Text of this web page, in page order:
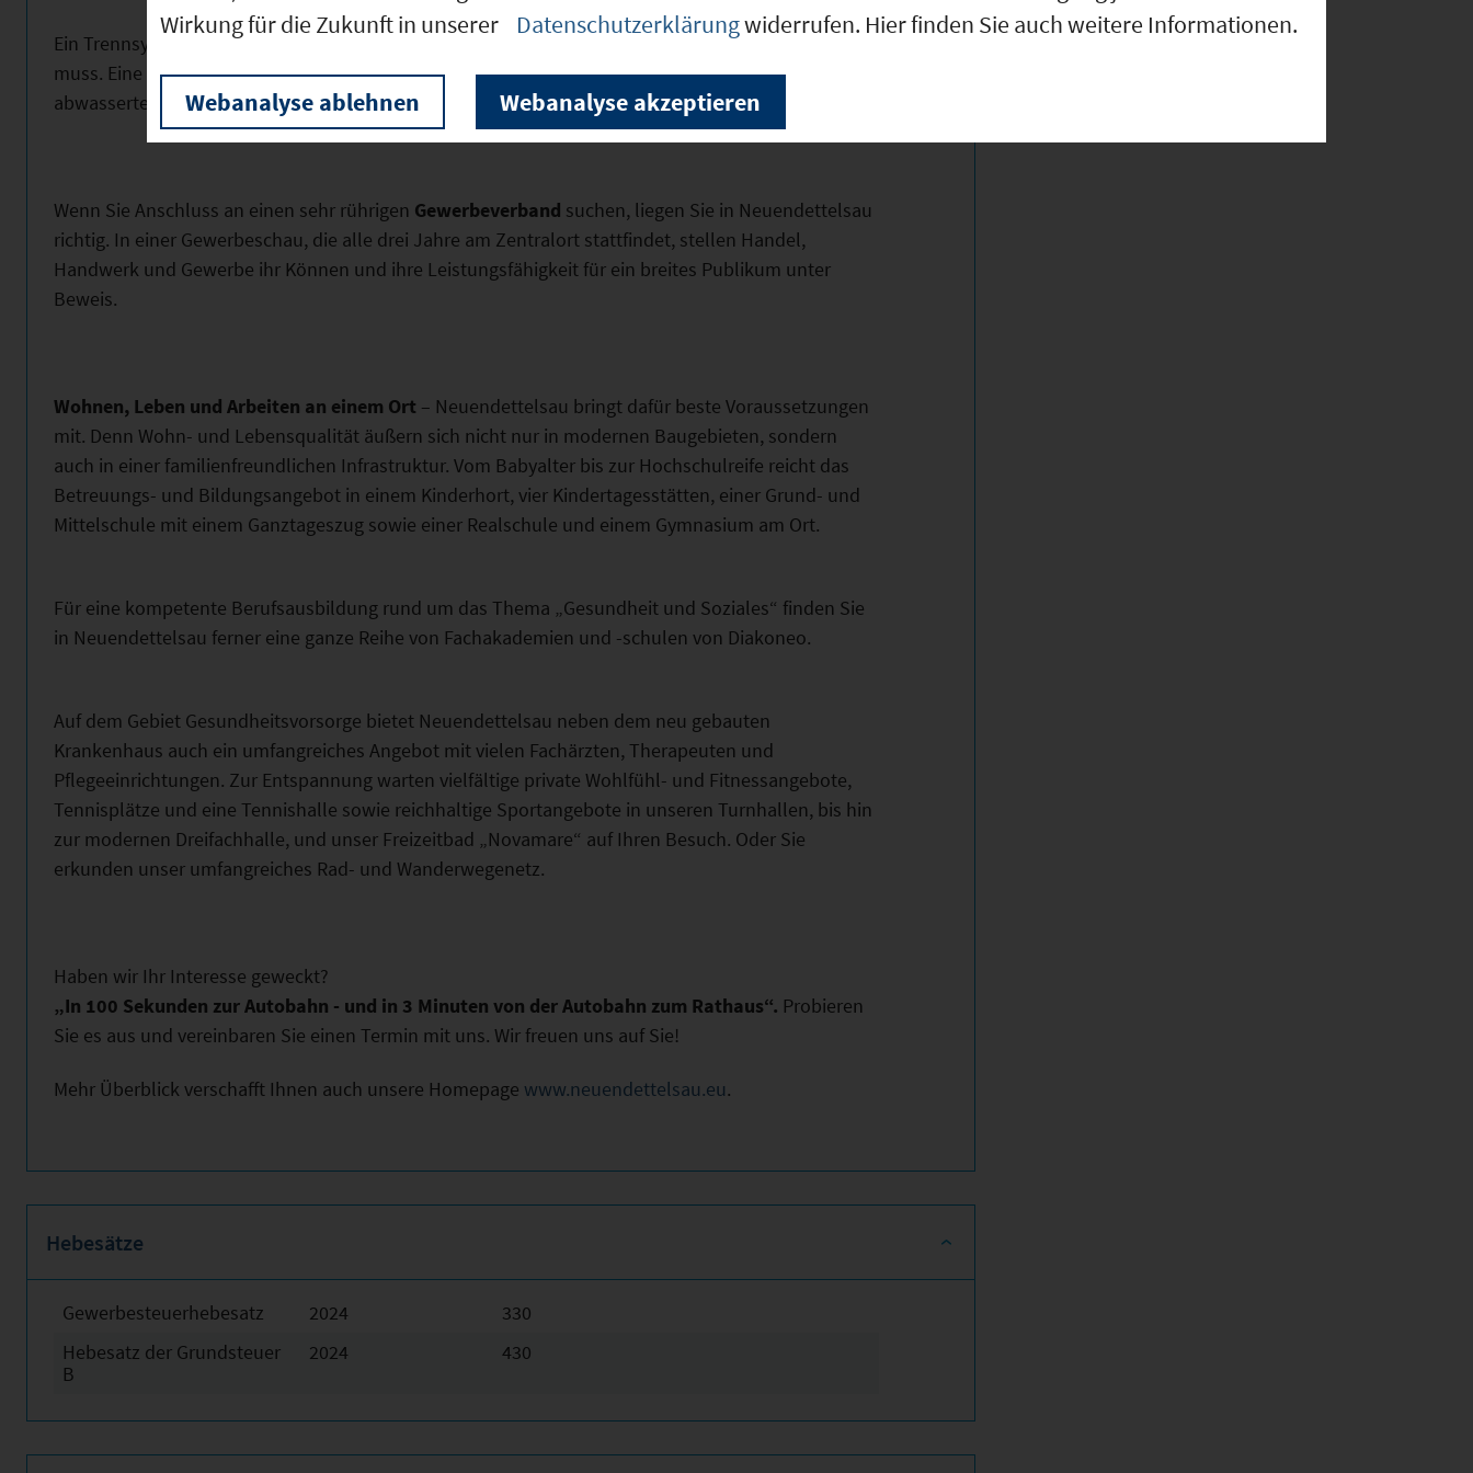
Ein Trennsystem sorgt dafür, dass nur wirklich reinigungsbedürftiges Abwasser abgeleitet werden
muss. Eine leistungsfähige Kläranlage auf modernstem Stand ist ausreichend bemessen, um die
abwassertechnischen Anforderungen auch Ihres Betriebes zu erfüllen.
Wenn Sie Anschluss an einen sehr rührigen Gewerbeverband suchen, liegen Sie in Neuendettelsau
richtig. In einer Gewerbeschau, die alle drei Jahre am Zentralort stattfindet, stellen Handel,
Handwerk und Gewerbe ihr Können und ihre Leistungsfähigkeit für ein breites Publikum unter
Beweis.
Wohnen, Leben und Arbeiten an einem Ort – Neuendettelsau bringt dafür beste Voraussetzungen
mit. Denn Wohn- und Lebensqualität äußern sich nicht nur in modernen Baugebieten, sondern
auch in einer familienfreundlichen Infrastruktur. Vom Babyalter bis zur Hochschulreife reicht das
Betreuungs- und Bildungsangebot in einem Kinderhort, vier Kindertagesstätten, einer Grund- und
Mittelschule mit einem Ganztageszug sowie einer Realschule und einem Gymnasium am Ort.
Für eine kompetente Berufsausbildung rund um das Thema „Gesundheit und Soziales“ finden Sie
in Neuendettelsau ferner eine ganze Reihe von Fachakademien und -schulen von Diakoneo.
Auf dem Gebiet Gesundheitsvorsorge bietet Neuendettelsau neben dem neu gebauten
Krankenhaus auch ein umfangreiches Angebot mit vielen Fachärzten, Therapeuten und
Pflegeeinrichtungen. Zur Entspannung warten vielfältige private Wohlfühl- und Fitnessangebote,
Tennisplätze und eine Tennishalle sowie reichhaltige Sportangebote in unseren Turnhallen, bis hin
zur modernen Dreifachhalle, und unser Freizeitbad „Novamare“ auf Ihren Besuch. Oder Sie
erkunden unser umfangreiches Rad- und Wanderwegenetz.
Haben wir Ihr Interesse geweckt?
„In 100 Sekunden zur Autobahn - und in 3 Minuten von der Autobahn zum Rathaus“. Probieren
Sie es aus und vereinbaren Sie einen Termin mit uns. Wir freuen uns auf Sie!
Mehr Überblick verschafft Ihnen auch unsere Homepage www.neuendettelsau.eu.
Hebesätze
Gewerbesteuerhebesatz 2024
330
Hebesatz der Grundsteuer
B
2024 430
Wirkung für die Zukunft in unserer
Datenschutzerklärungwiderrufen. Hier finden Sie auch weitere Informationen.
Webanalyse ablehnen Webanalyse akzeptieren